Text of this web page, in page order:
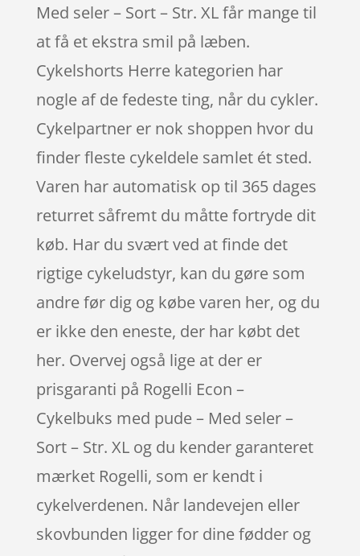
Med seler – Sort – Str. XL får mange til
at få et ekstra smil på læben.
Cykelshorts Herre kategorien har
nogle af de fedeste ting, når du cykler.
Cykelpartner er nok shoppen hvor du
finder fleste cykeldele samlet ét sted.
Varen har automatisk op til 365 dages
returret såfremt du måtte fortryde dit
køb. Har du svært ved at finde det
rigtige cykeludstyr, kan du gøre som
andre før dig og købe varen her, og du
er ikke den eneste, der har købt det
her. Overvej også lige at der er
prisgaranti på Rogelli Econ –
Cykelbuks med pude – Med seler –
Sort – Str. XL og du kender garanteret
mærket Rogelli, som er kendt i
cykelverdenen. Når landevejen eller
skovbunden ligger for dine fødder og